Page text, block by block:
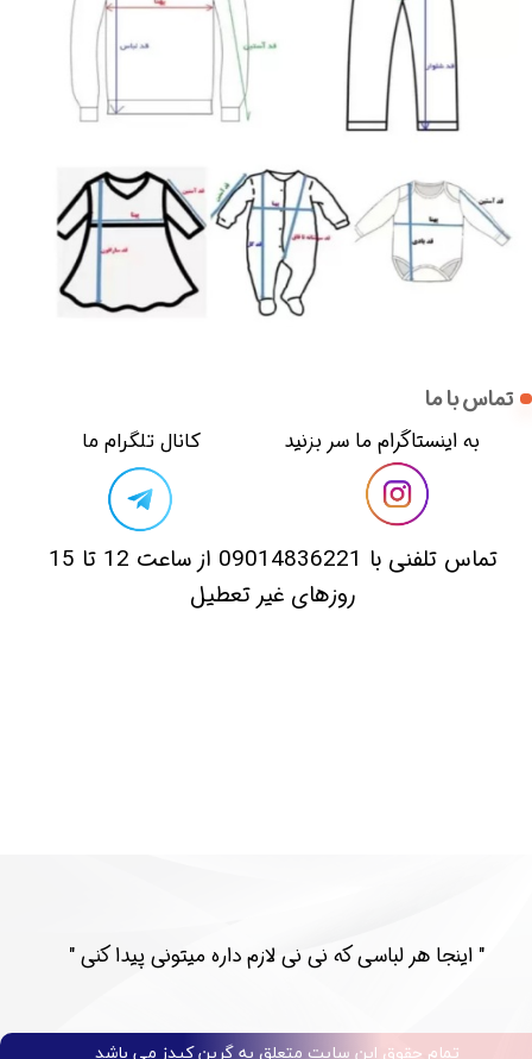
تماس با ما
​​به اینستاگرام ما سر بزنید​​​​​​​
​تماس تلفنی با 09014836221 از ساعت 12 تا 15
روزهای غیر تعطیل
​کانال تلگرام ما
تمام حقوق این سایت متعلق به گرین کیدز می باشد​​​​​​​
​​" اینجا هر لباسی که نی نی لازم داره میتونی پیدا کنی "​​​​​​​​​​​​​​